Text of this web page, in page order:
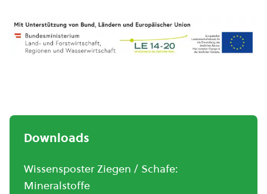
Downloads
Wissensposter Ziegen / Schafe:
Mineralstoffe